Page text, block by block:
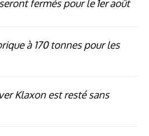
fermés pour le 1er août
à 170 tonnes pour les
Klaxon est resté sans